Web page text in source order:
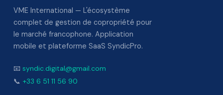
VME International — L'écosystème
complet de gestion de copropriété pour
le marché francophone. Application
mobile et plateforme SaaS SyndicPro.
📧 syndic.digital@gmail.com
📞 +33 6 51 11 56 90